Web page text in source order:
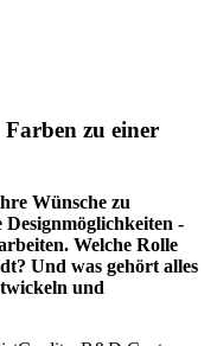
zu einer
Wünsche zu
-
Welche Rolle
Und was gehört alles
und